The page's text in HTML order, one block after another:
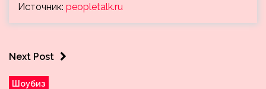
Источник: peopletalk.ru
Next Post
Шоубиз